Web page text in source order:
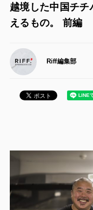
越境した中国チ
えるもの。 前編
Riff編集部